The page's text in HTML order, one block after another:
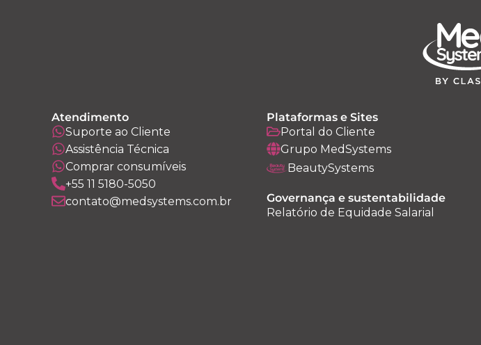
Atendimento
Suporte ao Cliente
Assistência Técnica
Comprar consumíveis
+55 11 5180-5050
contato@medsystems.com.br
Plataformas e Sites
Portal do Cliente
Grupo MedSystems
BeautySystems
Governança e sustentabilidade
Relatório de Equidade Salarial